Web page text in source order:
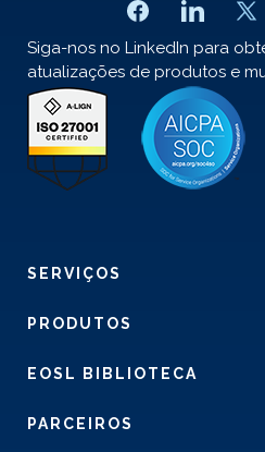
Siga-nos no LinkedIn para
atualizações de produtos e
SERVIÇOS
PRODUTOS
EOSL BIBLIOTECA
PARCEIROS